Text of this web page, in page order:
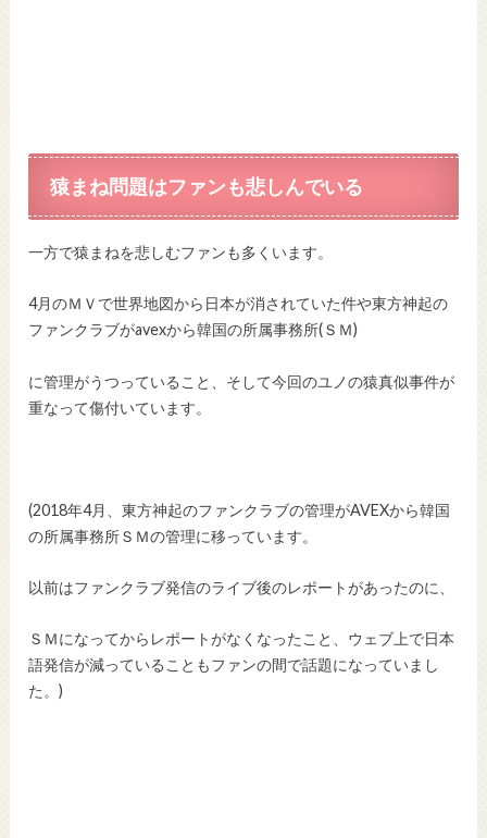
猿まね問題はファンも悲しんでいる
一方で猿まねを悲しむファンも多くいます。
4月のＭＶで世界地図から日本が消されていた件や東方神起の
ファンクラブがavexから韓国の所属事務所(ＳＭ)
に管理がうつっていること、そして今回のユノの猿真似事件が
重なって傷付いています。
(2018年4月、東方神起のファンクラブの管理がAVEXから韓国
の所属事務所ＳＭの管理に移っています。
以前はファンクラブ発信のライブ後のレポートがあったのに、
ＳＭになってからレポートがなくなったこと、ウェブ上で日本
語発信が減っていることもファンの間で話題になっていまし
た。)